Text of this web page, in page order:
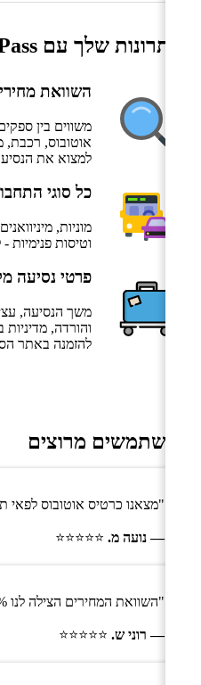
היתרונות שלך עם TravelPass
השוואת
משווים בין
אוטובוס, רכבת,
למצוא את
כל סוגי
מוניות,
וטיסות פנימיות
פרטי נסיעה
משך הנסיעה,
והורדה,
להזמנה באתר
משתמשים מרוצים
"מצאנו כרטיס אוטובוס לפאי
— נועה מ. ⭐⭐⭐⭐⭐
"השוואת המחירים הצילה לנו 30%. ממש שימושי."
— רוני ש. ⭐⭐⭐⭐⭐